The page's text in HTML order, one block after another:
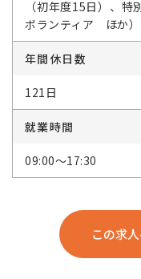
（初年度15日）、特
ボランティア ほか
年間休日数
121日
就業時間
09:00～17:30
この求